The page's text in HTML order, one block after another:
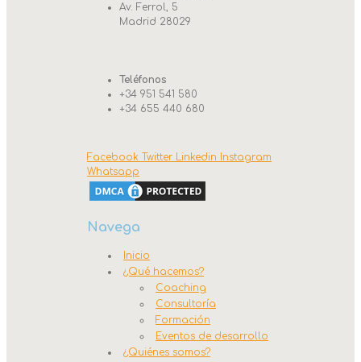
Av. Ferrol, 5
Madrid 28029
Teléfonos
+34 951 541 580
+34 655 440 680
Facebook Twitter Linkedin Instagram
Whatsapp
Navega
Inicio
¿Qué hacemos?
Coaching
Consultoría
Formación
Eventos de desarrollo
¿Quiénes somos?